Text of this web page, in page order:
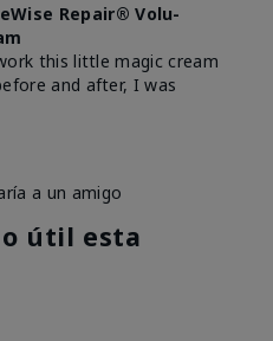
Repair® Volu-
this little magic cream
and after, I was
a un amigo
útil esta